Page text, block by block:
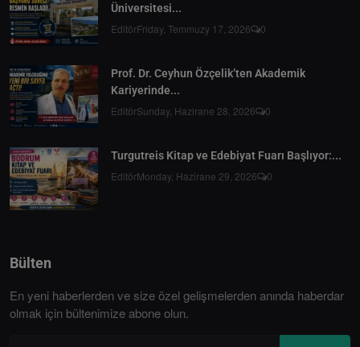
Üniversitesi...
EditörFriday, Temmuzy 17, 2026 0
Prof. Dr. Ceyhun Özçelik’ten Akademik
Kariyerinde...
EditörSunday, Hazirane 28, 2026 0
Turgutreis Kitap ve Edebiyat Fuarı Başlıyor:...
EditörMonday, Hazirane 29, 2026 0
Bülten
En yeni haberlerden ve size özel gelişmelerden anında haberdar
olmak için bültenimize abone olun.